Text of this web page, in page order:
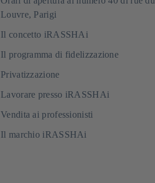
Louvre, Parigi
Il concetto iRASSHAi
Il programma di fidelizzazione
Privatizzazione
Lavorare presso iRASSHAi
Vendita ai professionisti
Il marchio iRASSHAi